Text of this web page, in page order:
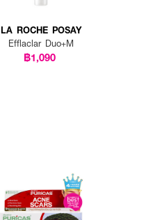
LA ROCHE POSAY
Efflaclar Duo+M
฿1,090